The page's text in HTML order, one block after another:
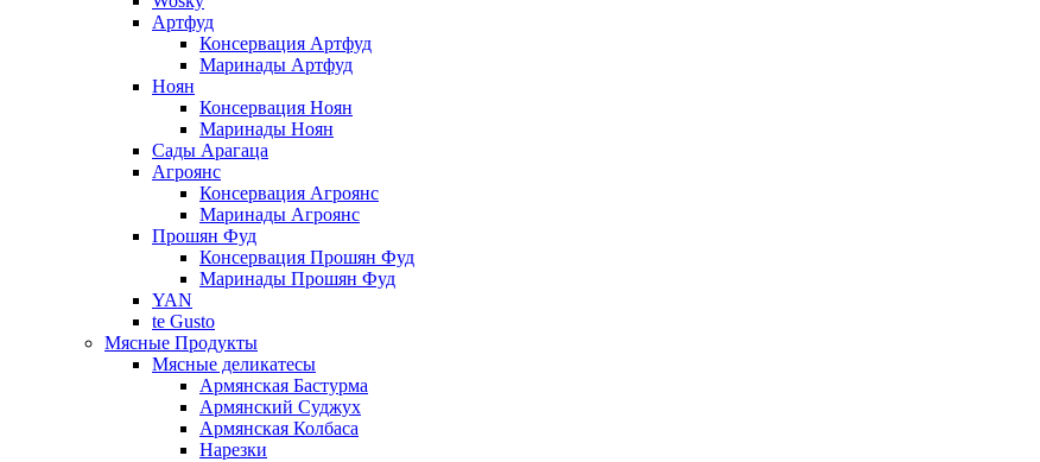
Артфуд
Консервация Артфуд
Маринады Артфуд
Ноян
Консервация Ноян
Маринады Ноян
Сады Арагаца
Агроянс
Консервация Агроянс
Маринады Агроянс
Прошян Фуд
Консервация Прошян Фуд
Маринады Прошян Фуд
YAN
te Gusto
Мясные Продукты
Мясные деликатесы
Армянская Бастурма
Армянский Суджух
Армянская Колбаса
Нарезки